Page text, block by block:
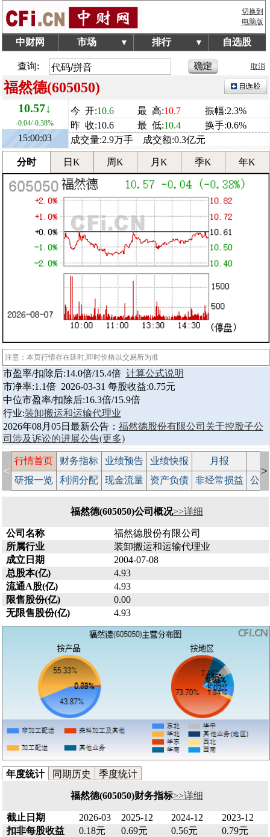
切换到
电脑版
中财网 市场 ▼ 排行 ▼ 自选股
查询: 取消
福然德(605050)
10.57↓
-0.04/-0.38%
15:00:03
今 开:10.6 最 高:10.7
振幅:2.3%
昨 收:10.6
最 低:10.4
换手:0.6%
成交量:2.9万手 成交额:0.3亿元
分时 日K 周K 月K 季K 年K
注意：本页行情存在延时,即时价格以交易所为准
市盈率/扣除后:14.0倍/15.4倍 计算公式说明
市净率:1.1倍 2026-03-31 每股收益:0.75元
中位市盈率/扣除后:16.3倍/15.9倍
行业:装卸搬运和运输代理业
2026年08月05日最新公告： 福然德股份有限公司关于控股子公
司涉及诉讼的进展公告(更多)
<
行情首页 财务指标 业绩预告 业绩快报 月报
研报一览
利润分配 现金流量 资产负债 非经常损益 公
>
福然德(605050)公司概况>>详细
公司名称
福然德股份有限公司
所属行业
装卸搬运和运输代理业
成立日期
2004-07-08
总股本(亿)
4.93
流通A股(亿)
4.93
限售股份(亿)
0.00
无限售股份(亿)
4.93
年度统计 同期历史 季度统计
福然德(605050)财务指标>>详细
截止日期 2026-03 2025-12 2024-12
2023-12
扣非每股收益
0.18元 0.69元 0.56元
0.79元